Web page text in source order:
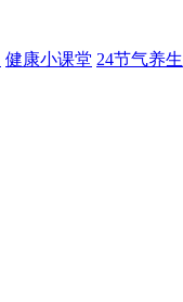
健康小课堂 24节气养生